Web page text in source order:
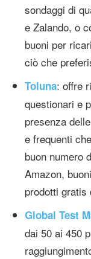
sondaggi di
e Zalando, o
buoni per
ciò che
Toluna: offre
questionari e
presenza
e frequenti
buon numero
Amazon,
prodotti gratis
Global Test
dai 50 ai 450